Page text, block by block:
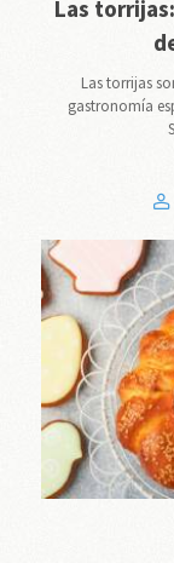
Las
Las torrijas
gastronomía